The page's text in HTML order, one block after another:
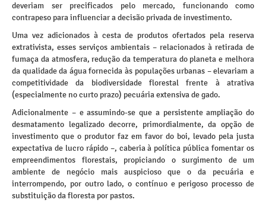
deveriam ser precificados pelo mercado, funcionando como
contrapeso para influenciar a decisão privada de investimento.
Uma vez adicionados à cesta de produtos ofertados pela reserva
extrativista, esses serviços ambientais – relacionados à retirada de
fumaça da atmosfera, redução da temperatura do planeta e melhora
da qualidade da água fornecida às populações urbanas – elevariam a
competitividade da biodiversidade florestal frente à atrativa
(especialmente no curto prazo) pecuária extensiva de gado.
Adicionalmente – e assumindo-se que a persistente ampliação do
desmatamento legalizado decorre, primordialmente, da opção de
investimento que o produtor faz em favor do boi, levado pela justa
expectativa de lucro rápido –, caberia à política pública fomentar os
empreendimentos florestais, propiciando o surgimento de um
ambiente de negócio mais auspicioso que o da pecuária e
interrompendo, por outro lado, o contínuo e perigoso processo de
substituição da floresta por pastos.